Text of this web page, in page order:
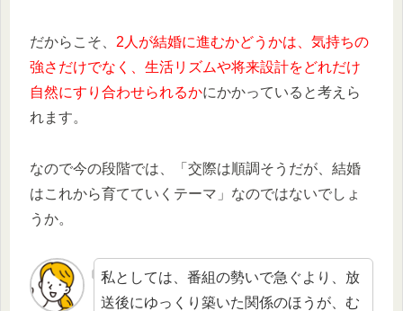
だからこそ、 2人が結婚に進むかどうかは、気持ちの
強さだけでなく、生活リズムや将来設計をどれだけ
自然にすり合わせられるかにかかっていると考えら
れます。
なので今の段階では、「交際は順調そうだが、結婚
はこれから育てていくテーマ」なのではないでしょ
うか。
私としては、番組の勢いで急ぐより、放
送後にゆっくり築いた関係のほうが、む